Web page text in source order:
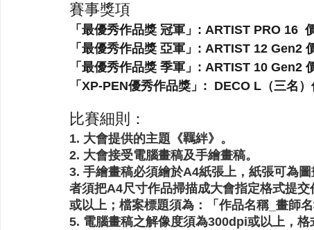
賽事獎項
「最優秀作品獎 冠軍」: ARTIST PRO 16
「最優秀作品獎 亞軍」: ARTIST 12 Gen2
「最優秀作品獎 季軍」: ARTIST 10 Gen2
「XP-PEN優秀作品獎」:  DECO L（三名
比賽細則：
1. 大會提供的主題《羈絆》。
2. 大會接受電腦畫稿及手繪畫稿。
3. 手繪畫稿必須繪於A4紙張上，紙張可為
者須把A4尺寸作品掃描成大會指定格式提
或以上；檔案標題須為：「作品名稱_畫師名
5. 電腦畫稿之解像度須為300dpi或以上，